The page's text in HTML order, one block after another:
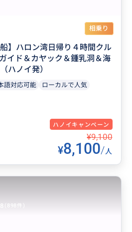
相乗り
】ハロン湾日帰り４時間クル
イド＆カヤック＆鍾乳洞＆海
ハノイ発）
語対応可能
ローカルで人気
ハノイキャンペーン
¥9,100
¥8,100/人
(898件)